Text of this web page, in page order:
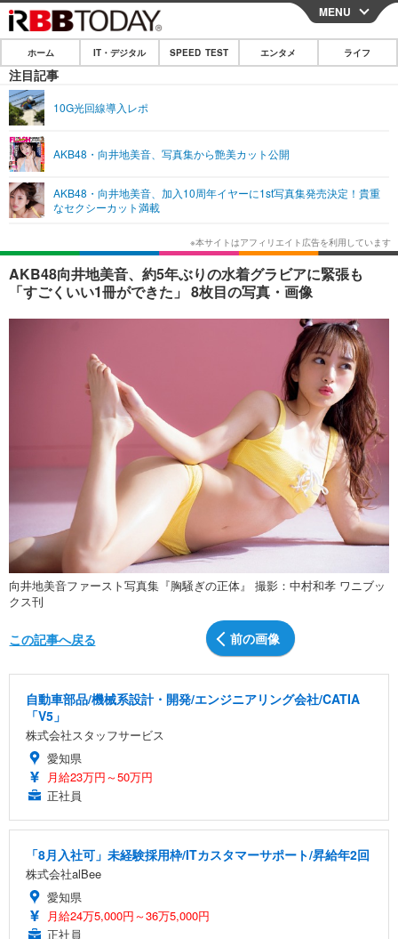
CLOSE
ホーム
IT・デジタル
ショッピング その他
SPEED TEST
エンタメ
エンタメTOP
韓国・芸能
音楽 スポーツ
その他
ライフ
ライフTOP グルメ
ペット ショッピング
その他
リリース一覧
プッシュ通知の停止方法
MENU
ホーム IT・デジタル SPEED TEST エンタメ ライフ
注目記事
10G光回線導入レポ
AKB48・向井地美音、写真集から艶美カット公開
AKB48・向井地美音、加入10周年イヤーに1st写真集発売決定！貴重
なセクシーカット満載
AKB48向井地美音、約5年ぶりの水着グラビアに緊張も
「すごくいい1冊ができた」 8枚目の写真・画像
向井地美音ファースト写真集『胸騒ぎの正体』 撮影：中村和孝 ワニブッ
クス刊
前の画像
この記事へ戻る
自動車部品/機械系設計・開発/エンジニアリング会社/CATIA
「V5」
株式会社スタッフサービス
愛知県
月給23万円～50万円
正社員
「8月入社可」未経験採用枠/ITカスタマーサポート/昇給年2回
株式会社alBee
愛知県
月給24万5,000円～36万5,000円
正社員